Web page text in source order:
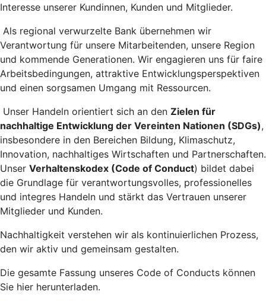
Interesse unserer Kundinnen, Kunden und Mitglieder.
Als regional verwurzelte Bank übernehmen wir
Verantwortung für unsere Mitarbeitenden, unsere Region
und kommende Generationen. Wir engagieren uns für faire
Arbeitsbedingungen, attraktive Entwicklungsperspektiven
und einen sorgsamen Umgang mit Ressourcen.
Unser Handeln orientiert sich an den Zielen für
nachhaltige Entwicklung der Vereinten Nationen (SDGs),
insbesondere in den Bereichen Bildung, Klimaschutz,
Innovation, nachhaltiges Wirtschaften und Partnerschaften.
Unser Verhaltenskodex (Code of Conduct) bildet dabei
die Grundlage für verantwortungsvolles, professionelles
und integres Handeln und stärkt das Vertrauen unserer
Mitglieder und Kunden.
Nachhaltigkeit verstehen wir als kontinuierlichen Prozess,
den wir aktiv und gemeinsam gestalten.
Die gesamte Fassung unseres Code of Conducts können
Sie hier herunterladen.